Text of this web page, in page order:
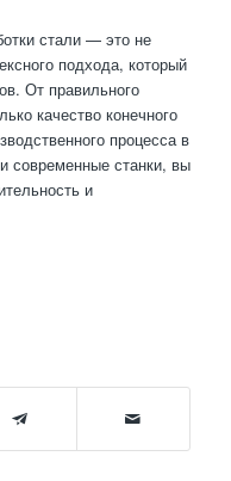
стали — это не
подхода, который
От правильного
качество конечного
процесса в
современные станки, вы
и